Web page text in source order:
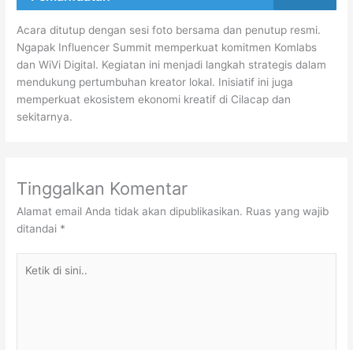
Acara ditutup dengan sesi foto bersama dan penutup resmi.
Ngapak Influencer Summit memperkuat komitmen Komlabs
dan WiVi Digital. Kegiatan ini menjadi langkah strategis dalam
mendukung pertumbuhan kreator lokal. Inisiatif ini juga
memperkuat ekosistem ekonomi kreatif di Cilacap dan
sekitarnya.
Tinggalkan Komentar
Alamat email Anda tidak akan dipublikasikan. Ruas yang wajib
ditandai *